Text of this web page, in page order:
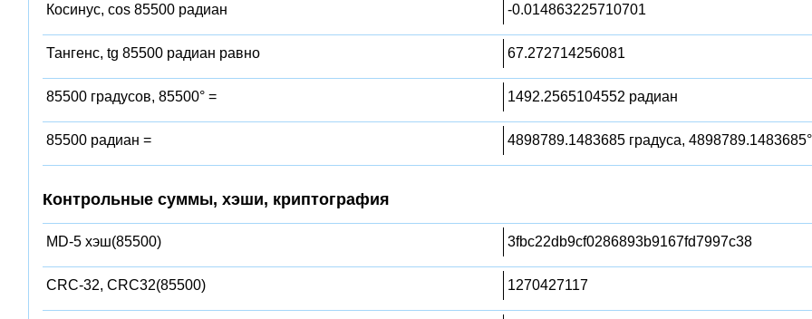
Косинус, cos 85500 радиан -0.014863225710701
Тангенс, tg 85500 радиан равно 67.272714256081
85500 градусов, 85500° = 1492.2565104552 радиан
85500 радиан = 4898789.1483685 градуса, 4898789.1483685°
Контрольные суммы, хэши, криптография
MD-5 хэш(85500) 3fbc22db9cf0286893b9167fd7997c38
CRC-32, CRC32(85500) 1270427117